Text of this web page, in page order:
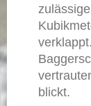
verklappt.
blickt.